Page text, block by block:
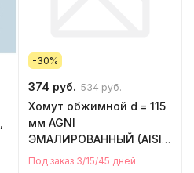
-30%
374 руб. 534 руб.
Хомут обжимной d = 115
мм AGNI
ЭМАЛИРОВАННЫЙ (AISI
430 - нержавейка)
Под заказ 3/15/45 дней